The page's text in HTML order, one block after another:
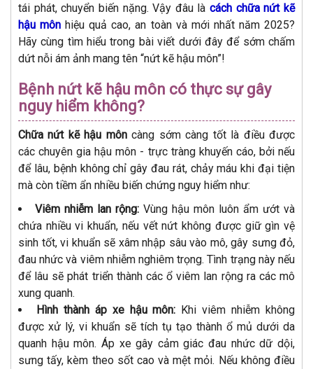
tái phát, chuyển biến nặng. Vậy đâu làcách chữa nứt kẽ
hậu môn hiệu quả cao, an toàn và mới nhất năm 2025?
Hãy cùng tìm hiểu trong bài viết dưới đây để sớm chấm
dứt nỗi ám ảnh mang tên “nứt kẽ hậu môn”!
Bệnh nứt kẽ hậu môn có thực sự gây
nguy hiểm không?
Chữa nứt kẽ hậu môncàng sớm càng tốt là điều được
các chuyên gia hậu môn - trực tràng khuyến cáo, bởi nếu
để lâu, bệnh không chỉ gây đau rát, chảy máu khi đại tiện
mà còn tiềm ẩn nhiều biến chứng nguy hiểm như:
Viêm nhiễm lan rộng: Vùng hậu môn luôn ẩm ướt và
chứa nhiều vi khuẩn, nếu vết nứt không được giữ gìn vệ
sinh tốt, vi khuẩn sẽ xâm nhập sâu vào mô, gây sưng đỏ,
đau nhức và viêm nhiễm nghiêm trọng. Tình trạng này nếu
để lâu sẽ phát triển thành các ổ viêm lan rộng ra các mô
xung quanh.
Hình thành áp xe hậu môn: Khi viêm nhiễm không
được xử lý, vi khuẩn sẽ tích tụ tạo thành ổ mủ dưới da
quanh hậu môn. Áp xe gây cảm giác đau nhức dữ dội,
sưng tấy, kèm theo sốt cao và mệt mỏi. Nếu không điều